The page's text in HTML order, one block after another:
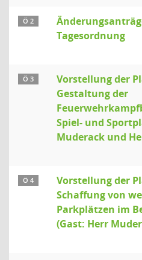
Ö 2
Tagesordnung
Ö 3
Vorstellung der
Gestaltung der
Spiel- und
Muderack und
Ö 4
Vorstellung der
Schaffung von
Parkplätzen im
(Gast: Herr